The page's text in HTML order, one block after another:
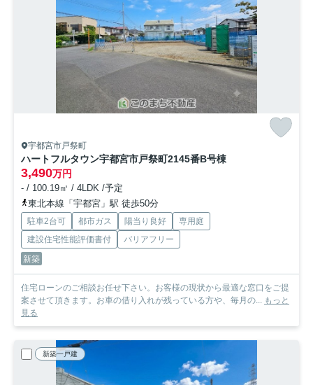
宇都宮市戸祭町
ハートフルタウン宇都宮市戸祭町2145番B号棟
3,490万円
- / 100.19㎡ / 4LDK /予定
東北本線「宇都宮」駅 徒歩50分
駐車2台可 都市ガス 陽当り良好
専用庭
建設住宅性能評価書付
バリアフリー
新築
住宅ローンのご相談お任せ下さい。お客様の現状から最適な窓口をご提
案させて頂きます。お車の借り入れが残っている方や、毎月の... もっと
見る
新築一戸建